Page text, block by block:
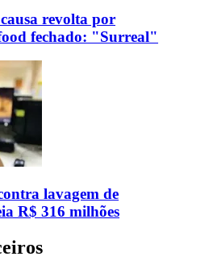
revolta por
fechado: "Surreal"
lavagem de
R$ 316 milhões